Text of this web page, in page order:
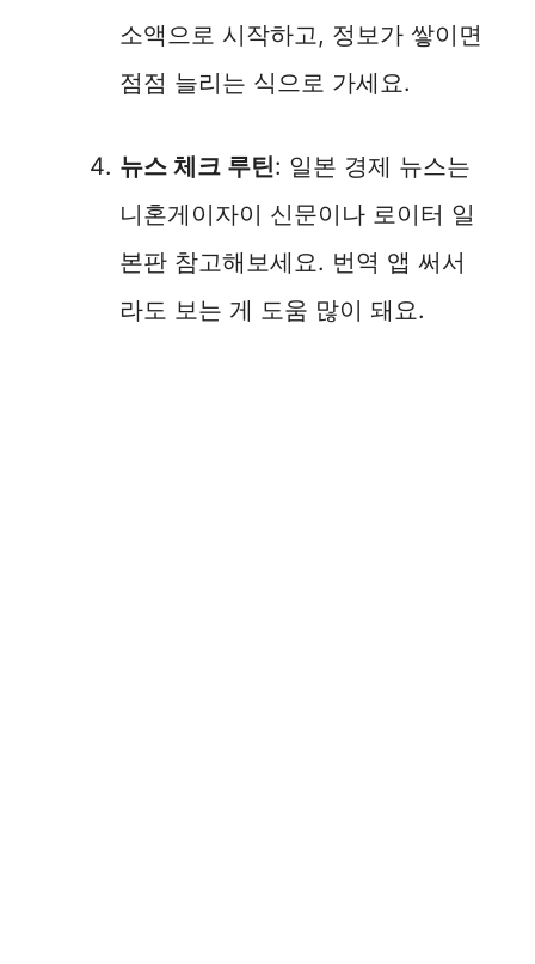
소액으로 시작하고, 정보가 쌓이면
점점 늘리는 식으로 가세요.
뉴스 체크 루틴: 일본 경제 뉴스는
니혼게이자이 신문이나 로이터 일
본판 참고해보세요. 번역 앱 써서
라도 보는 게 도움 많이 돼요.